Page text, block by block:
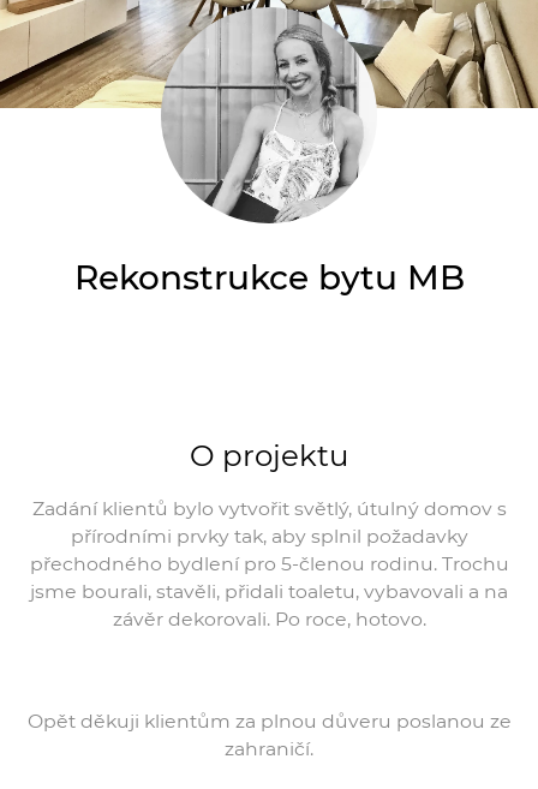
Rekonstrukce bytu MB
O projektu
Zadání klientů bylo vytvořit světlý, útulný domov s
přírodními prvky tak, aby splnil požadavky
přechodného bydlení pro 5-členou rodinu. Trochu
jsme bourali, stavěli, přidali toaletu, vybavovali a na
závěr dekorovali. Po roce, hotovo.
Opět děkuji klientům za plnou důveru poslanou ze
zahraničí.